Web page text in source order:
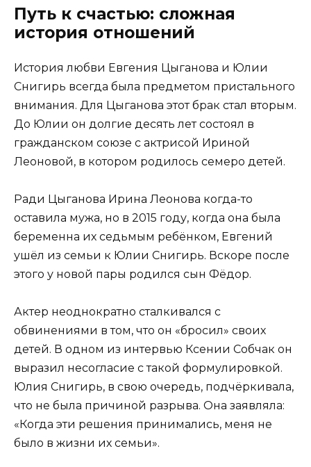
Путь к счастью: сложная
история отношений
История любви Евгения Цыганова и Юлии
Снигирь всегда была предметом пристального
внимания. Для Цыганова этот брак стал вторым.
До Юлии он долгие десять лет состоял в
гражданском союзе с актрисой Ириной
Леоновой, в котором родилось семеро детей.
Ради Цыганова Ирина Леонова когда-то
оставила мужа, но в 2015 году, когда она была
беременна их седьмым ребёнком, Евгений
ушёл из семьи к Юлии Снигирь. Вскоре после
этого у новой пары родился сын Фёдор.
Актер неоднократно сталкивался с
обвинениями в том, что он «бросил» своих
детей. В одном из интервью Ксении Собчак он
выразил несогласие с такой формулировкой.
Юлия Снигирь, в свою очередь, подчёркивала,
что не была причиной разрыва. Она заявляла:
«Когда эти решения принимались, меня не
было в жизни их семьи».